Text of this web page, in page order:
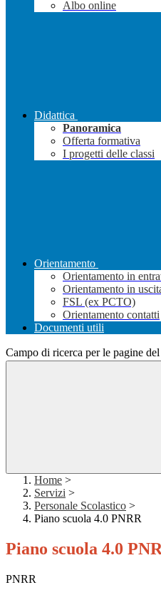
Albo online
Didattica
Panoramica
Offerta formativa
I progetti delle classi
Orientamento
Orientamento in
Orientamento in
FSL (ex PCTO)
Orientamento contatti
Documenti utili
Campo di ricerca per le pagine
Home >
Servizi >
Personale Scolastico >
Piano scuola 4.0 PNRR
Piano scuola 4.0
PNRR